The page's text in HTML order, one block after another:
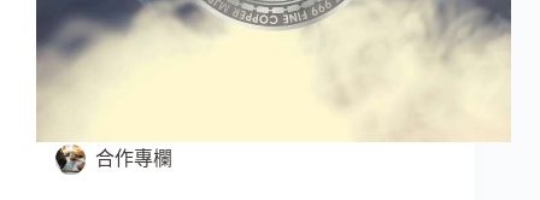
合作專欄